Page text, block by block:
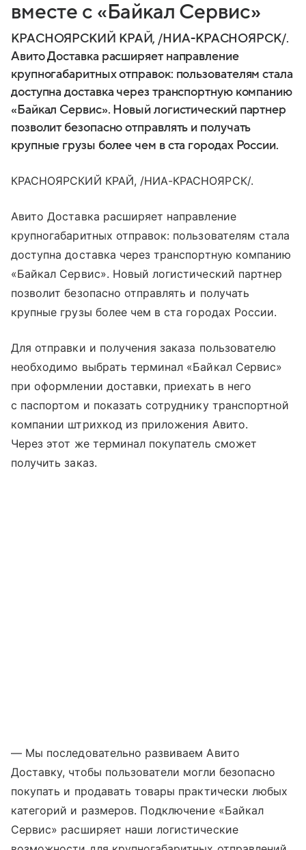
вместе с «Байкал Сервис»
КРАСНОЯРСКИЙ КРАЙ, /НИА-КРАСНОЯРСК/.
Авито Доставка расширяет направление
крупногабаритных отправок: пользователям стала
доступна доставка через транспортную компанию
«Байкал Сервис». Новый логистический партнер
позволит безопасно отправлять и получать
крупные грузы более чем в ста городах России.
КРАСНОЯРСКИЙ КРАЙ, /НИА-КРАСНОЯРСК/.
Авито Доставка расширяет направление
крупногабаритных отправок: пользователям стала
доступна доставка через транспортную компанию
«Байкал Сервис». Новый логистический партнер
позволит безопасно отправлять и получать
крупные грузы более чем в ста городах России.
Для отправки и получения заказа пользователю
необходимо выбрать терминал «Байкал Сервис»
при оформлении доставки, приехать в него
с паспортом и показать сотруднику транспортной
компании штрихкод из приложения Авито.
Через этот же терминал покупатель сможет
получить заказ.
— Мы последовательно развиваем Авито
Доставку, чтобы пользователи могли безопасно
покупать и продавать товары практически любых
категорий и размеров. Подключение «Байкал
Сервис» расширяет наши логистические